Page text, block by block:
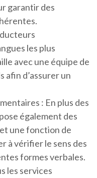
garantir des
les plus
avec une équipe de
d’assurer un
: En plus des
également des
une fonction de
à vérifier le sens des
formes verbales.
les services